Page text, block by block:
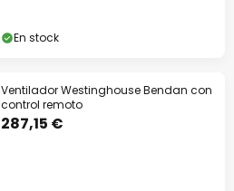
En stock
Ventilador Westinghouse Bendan con
control remoto
287,15 €